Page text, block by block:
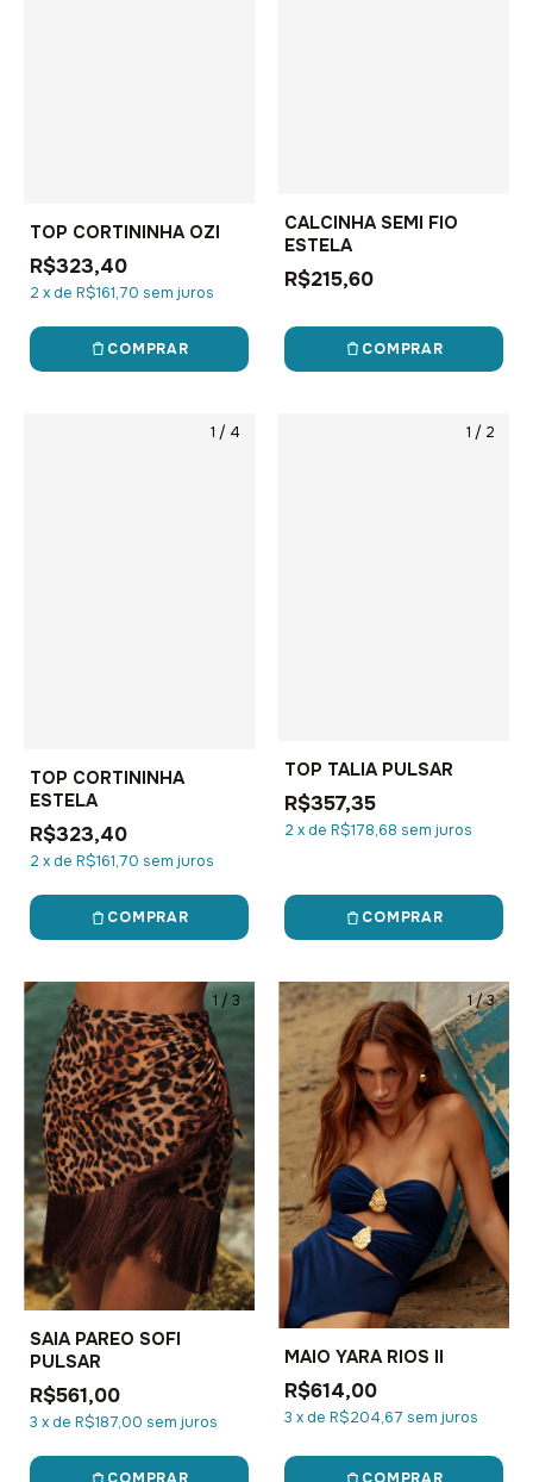
TOP CORTININHA OZI
R$323,40
2 xde R$161,70 sem juros
COMPRAR
CALCINHA SEMI FIO
ESTELA
R$215,60
COMPRAR
1 / 4
TOP CORTININHA
ESTELA
R$323,40
2 xde R$161,70 sem juros
COMPRAR
1 / 2
TOP TALIA PULSAR
R$357,35
2 xde R$178,68 sem juros
COMPRAR
1 / 3
SAIA PAREO SOFI
PULSAR
R$561,00
3 xde R$187,00 sem juros
1/3
MAIO YARA RIOS II
R$614,00
3 xde R$204,67 sem juros